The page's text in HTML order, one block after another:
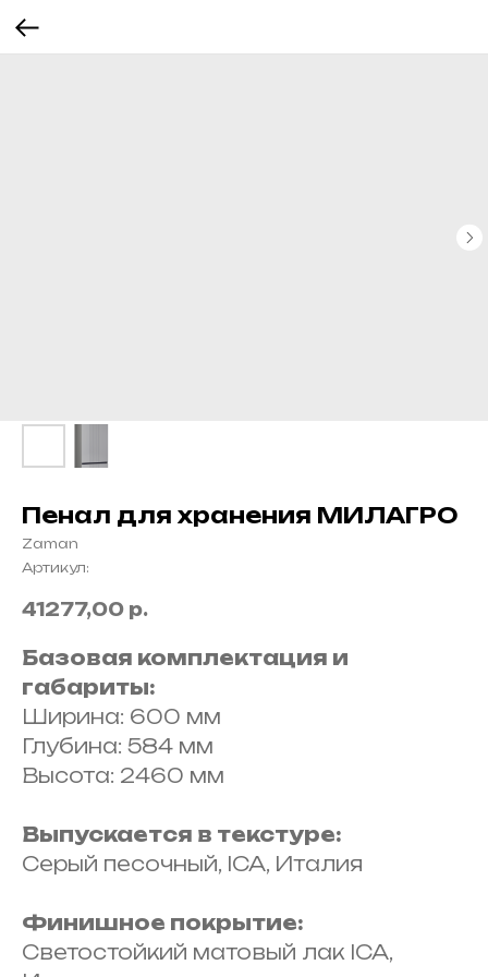
Пенал для хранения МИЛАГРО
Zaman
Артикул:
41277,00 р.
Базовая комплектация и
габариты:
Ширина: 600 мм
Глубина: 584 мм
Высота: 2460 мм
Выпускается в текстуре:
Серый песочный, ICA, Италия
Финишное покрытие:
Светостойкий матовый лак ICA,